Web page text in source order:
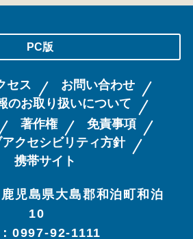
PC版
セス
お問い合わせ
のお取り扱いについて
著作権
免責事項
アクセシビリティ方針
携帯サイト
鹿児島県大島郡和泊町和泊
10
0997-92-1111